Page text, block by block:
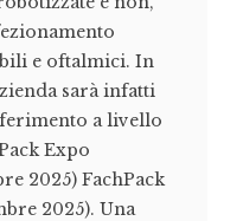
e oftalmici. In
sarà infatti
a livello
Expo
2025) FachPack
2025). Una